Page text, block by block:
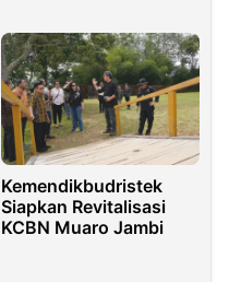
Kemendikbudristek
Siapkan Revitalisasi
KCBN Muaro Jambi